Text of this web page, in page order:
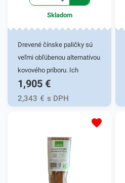
Skladom
Drevené čínske paličky sú
veľmi obľúbenou alternatívou
kovového príboru. Ich
výhodou je fakt, že sú
výrazne šetrnejšie k prírode
než plastový či kovový príbor.
Čínske paličky sú vhodné pre
zariadenia, fast foody,
bufety, jedálne, catering,
festivaly, rodinné grilovačky,
1,905 €
2,343 € s DPH